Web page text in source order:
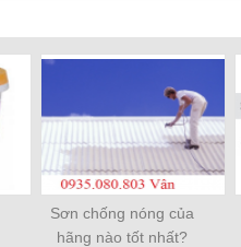
Sơn chống nóng của
hãng nào tốt nhất?